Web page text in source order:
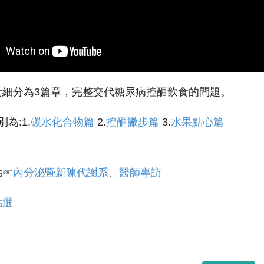
分為3篇章，完整交代糖尿病控醣飲食的問題。
為:1.碳水化合物篇 2.控醣撇步篇 3.水果點心篇
☞內分泌暨新陳代謝系、 醫師專訪